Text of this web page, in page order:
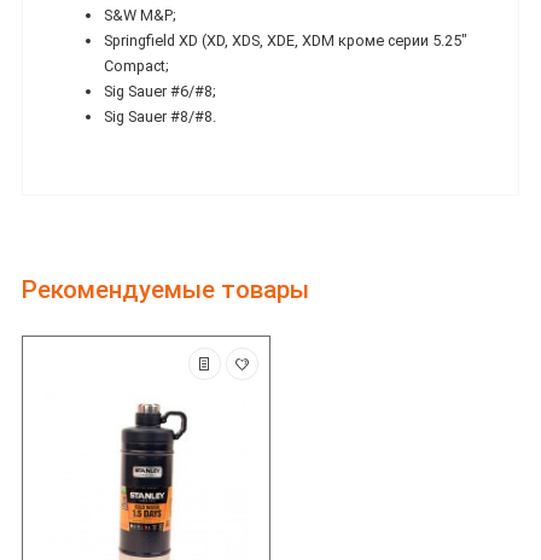
S&W M&P;
Springfield XD (XD, XDS, XDE, XDM кроме серии 5.25"
Compact;
Sig Sauer #6/#8;
Sig Sauer #8/#8.
Рекомендуемые товары